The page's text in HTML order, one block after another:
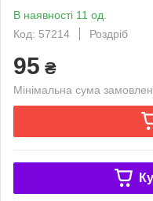
В наявності 11 од.
Код: 57214
Роздріб
95 ₴
Мінімальна сума